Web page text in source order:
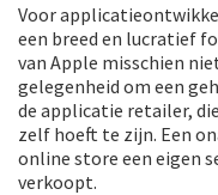
Voor
een breed en lucratief
van Apple misschien
gelegenheid om een
de applicatie retailer,
zelf hoeft te zijn. Een
online store een eigen
verkoopt.